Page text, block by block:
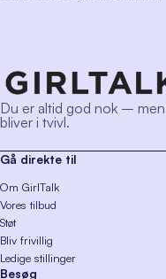
Du er altid god nok – men
bliver i tvivl.
Gå direkte til
Om GirlTalk
Vores tilbud
Støt
Bliv frivillig
Ledige stillinger
Besøg